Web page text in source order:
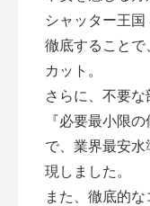
シャッター王
徹底すること
カット。
さらに、不要
『必要最小限
で、業界最安
現しました。
また、徹底的